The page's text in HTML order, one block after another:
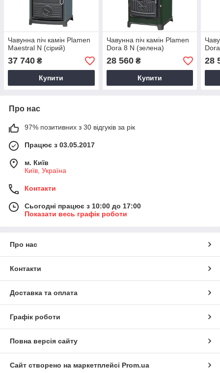
Чавунна піч камін Plamen
Maestral N (сірий)
37 740 ₴
Купити
Чавунна піч камін Plamen
Dora 8 N (зелена)
28 560₴
Купити
28
Про нас
97% позитивних з 30 відгуків за рік
Працює з 03.05.2017
м. Київ
Київ, Україна
Контакти
Сьогодні працює з 10:00 до 17:00
Показати весь графік роботи
Про нас
Контакти
Доставка та оплата
Графік роботи
Повна версія сайту
Сайт створено на маркетплейсі Prom.ua